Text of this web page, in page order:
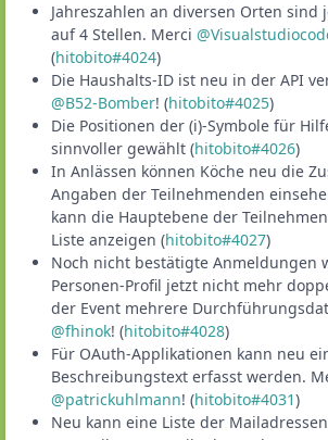
Jahreszahlen an diversen Orten sind
auf 4 Stellen. Merci
(hitobito#4024)
Die Haushalts-ID ist neu in der API
@B52-Bomber! (hitobito#4025)
Die Positionen der (i)-Symbole für
sinnvoller gewählt (hitobito#4026)
In Anlässen können Köche neu die
Angaben der Teilnehmenden
kann die Hauptebene der
Liste anzeigen (hitobito#4027)
Noch nicht bestätigte Anmeldungen
Personen-Profil jetzt nicht mehr
der Event mehrere
@fhinok! (hitobito#4028)
Für OAuth-Applikationen kann neu
Beschreibungstext erfasst werden.
@patrickuhlmann! (hitobito#4031)
Neu kann eine Liste der